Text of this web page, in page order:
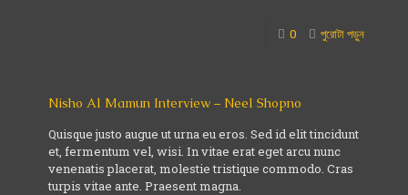
0 পুরোটা পড়ুন
Nisho Al Mamun Interview – Neel Shopno
Quisque justo augue ut urna eu eros. Sed id elit tincidunt
et, fermentum vel, wisi. In vitae erat eget arcu nunc
venenatis placerat, molestie tristique commodo. Cras
turpis vitae ante. Praesent magna.